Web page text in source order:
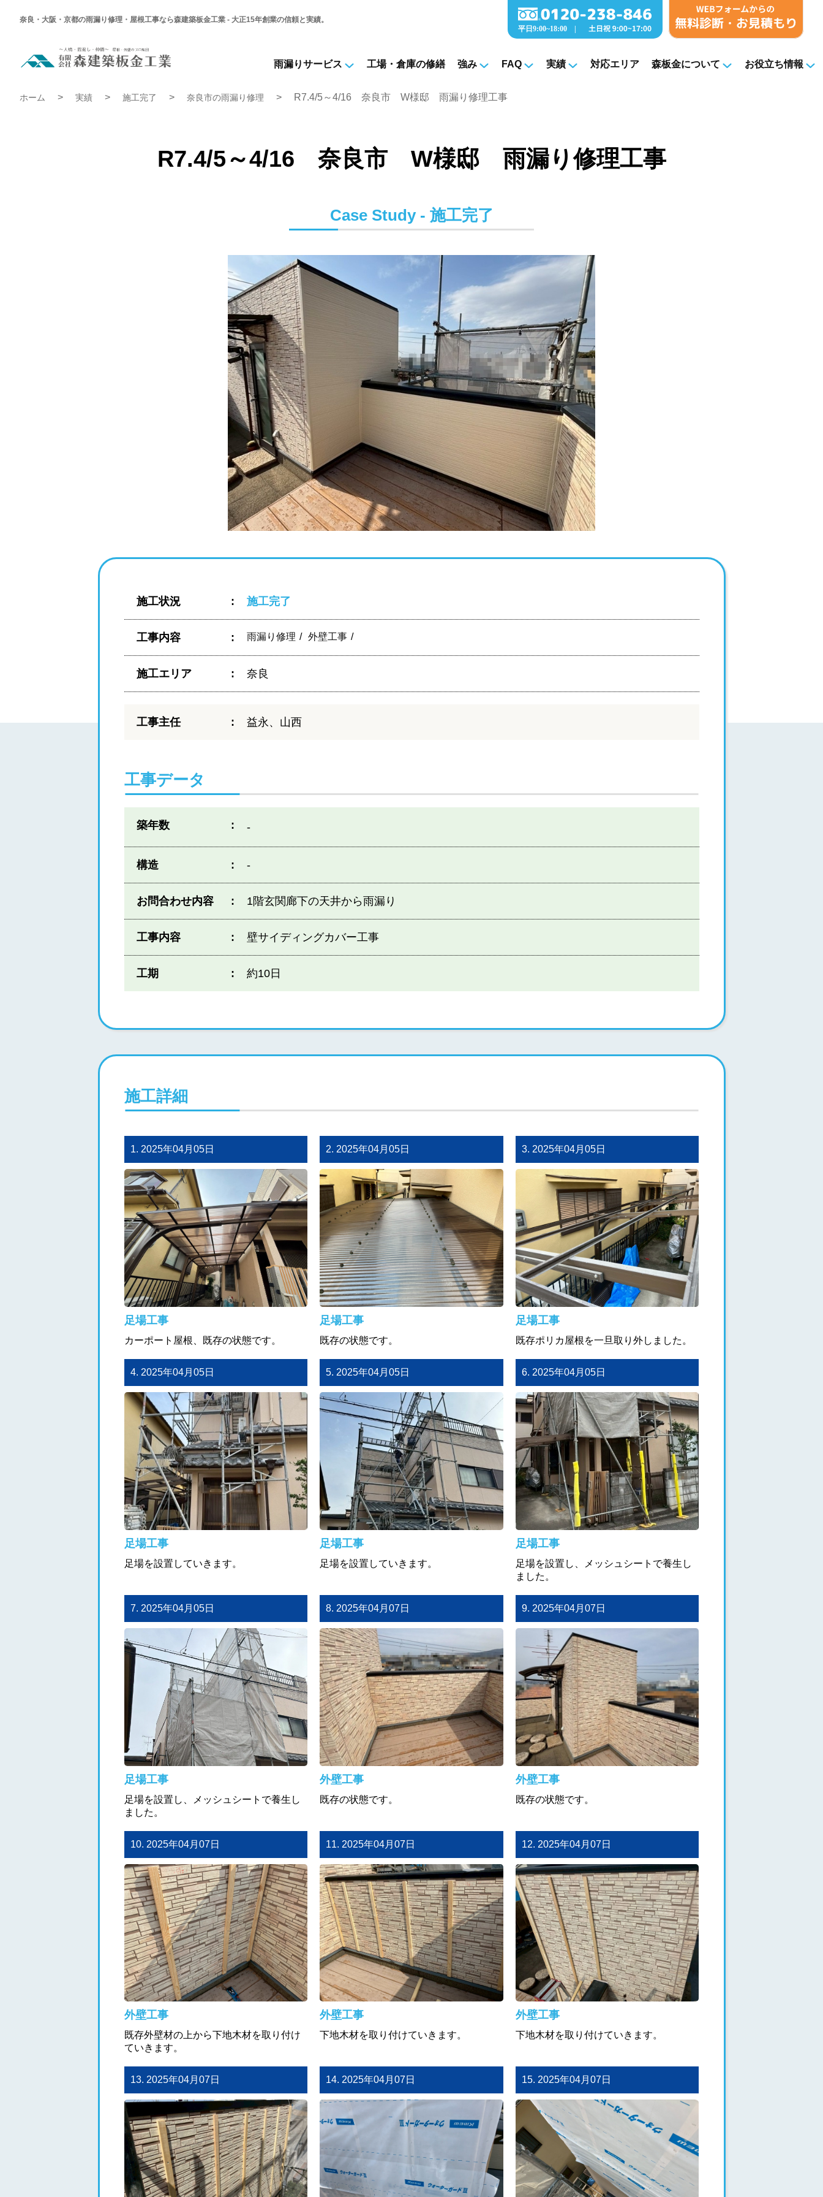
奈良・大阪・京都の雨漏り修理・屋根工事なら森建築板金工業 - 大正15年創業の信頼と実績。
市
漏
り
修
雨漏りサービス 工場・倉庫の修繕 強み FAQ 実績 対応エリア 森板金について
お役立ち情報
ホーム 実績 施工完了 奈良市の雨漏り修理 R7.4/5～4/16 奈良市 W様邸 雨漏り修理工事
R7.4/5～4/16 奈良市 W様邸 雨漏り修理工事
Case Study - 施工完了
施工状況 施工完了
工事内容 雨漏り修理 外壁工事
施工エリア 奈良
工事主任 益永、山西
工事データ
築年数 -
構造 -
お問合わせ内容 1階玄関廊下の天井から雨漏り
工事内容 壁サイディングカバー工事
工期 約10日
施工詳細
1. 2025年04月05日
足場工事
カーポート屋根、既存の状態です。
2. 2025年04月05日
足場工事
既存の状態です。
3. 2025年04月05日
足場工事
既存ポリカ屋根を一旦取り外しました。
4. 2025年04月05日
足場工事
足場を設置していきます。
5. 2025年04月05日
足場工事
足場を設置していきます。
6. 2025年04月05日
足場工事
足場を設置し、メッシュシートで養生し
ました。
7. 2025年04月05日
足場工事
足場を設置し、メッシュシートで養生し
ました。
8. 2025年04月07日
外壁工事
既存の状態です。
9. 2025年04月07日
外壁工事
既存の状態です。
10. 2025年04月07日
外壁工事
既存外壁材の上から下地木材を取り付け
ていきます。
11. 2025年04月07日
外壁工事
下地木材を取り付けていきます。
12. 2025年04月07日
外壁工事
下地木材を取り付けていきます。
13. 2025年04月07日 14. 2025年04月07日 15. 2025年04月07日